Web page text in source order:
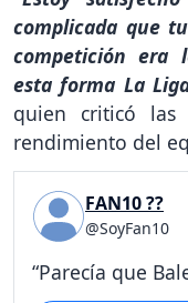
complicada que
competición era
esta forma La
quien criticó
rendimiento del
FAN10 ??
@SoyFan10
“Parecía que